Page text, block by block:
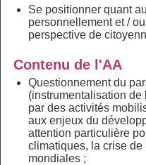
Se positionner quant
personnellement et /
perspective de
Contenu de l'AA
Questionnement du
(instrumentalisation
par des activités
aux enjeux du
attention particulière
climatiques, la crise
mondiales ;